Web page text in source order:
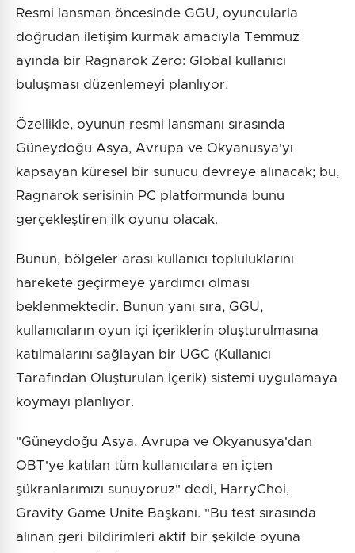
Resmi lansman öncesinde GGU, oyuncularla
doğrudan iletişim kurmak amacıyla Temmuz
ayında bir Ragnarok Zero: Global kullanıcı
buluşması düzenlemeyi planlıyor.
Özellikle, oyunun resmi lansmanı sırasında
Güneydoğu Asya, Avrupa ve Okyanusya'yı
kapsayan küresel bir sunucu devreye alınacak; bu,
Ragnarok serisinin PC platformunda bunu
gerçekleştiren ilk oyunu olacak.
Bunun, bölgeler arası kullanıcı topluluklarını
harekete geçirmeye yardımcı olması
beklenmektedir. Bunun yanı sıra, GGU,
kullanıcıların oyun içi içeriklerin oluşturulmasına
katılmalarını sağlayan bir UGC (Kullanıcı
Tarafından Oluşturulan İçerik) sistemi uygulamaya
koymayı planlıyor.
"Güneydoğu Asya, Avrupa ve Okyanusya'dan
OBT'ye katılan tüm kullanıcılara en içten
şükranlarımızı sunuyoruz" dedi, HarryChoi,
Gravity Game Unite Başkanı. "Bu test sırasında
alınan geri bildirimleri aktif bir şekilde oyuna